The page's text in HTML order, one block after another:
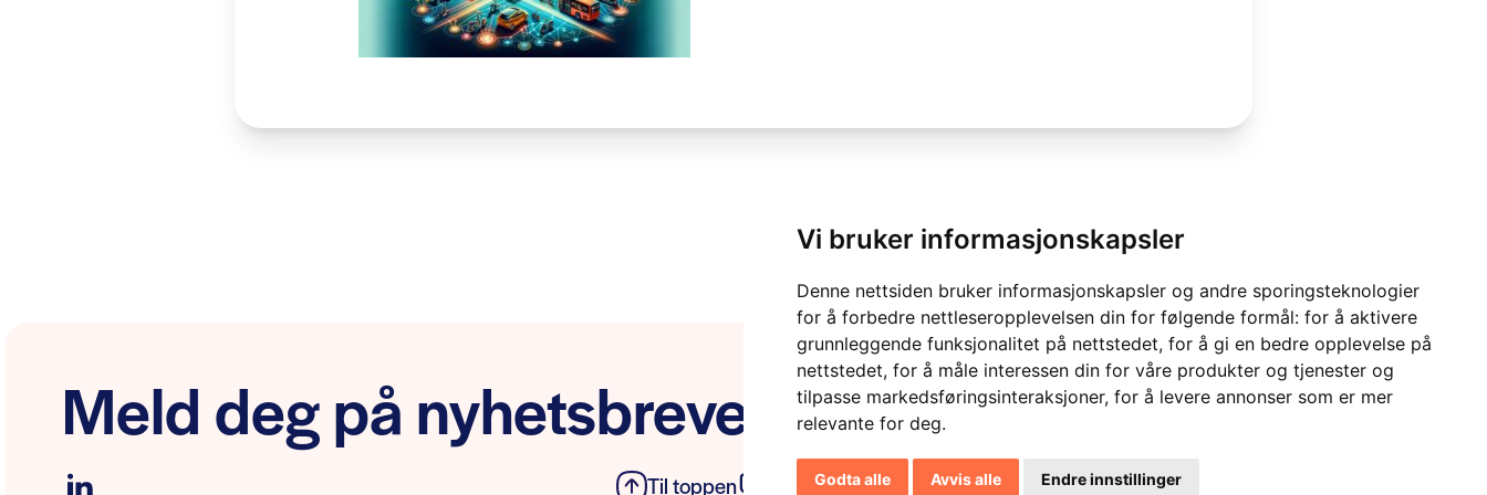
Vi bruker informasjonskapsler
Denne nettsiden bruker informasjonskapsler og andre sporingsteknologier
for å forbedre nettleseropplevelsen din for følgende formål: for å aktivere
grunnleggende funksjonalitet på nettstedet, for å gi en bedre opplevelse på
nettstedet, for å måle interessen din for våre produkter og tjenester og
tilpasse markedsføringsinteraksjoner, for å levere annonser som er mer
relevante for deg.
Godta alle Avvis alle Endre innstillinger
Meld deg på nyhetsbrevet vårt
Til toppen Personvern